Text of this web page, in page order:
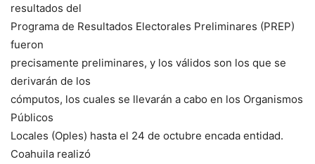
resultados del
Programa de Resultados Electorales Preliminares (PREP)
fueron
precisamente preliminares, y los válidos son los que se
derivarán de los
cómputos, los cuales se llevarán a cabo en los Organismos
Públicos
Locales (Oples) hasta el 24 de octubre encada entidad.
Coahuila realizó